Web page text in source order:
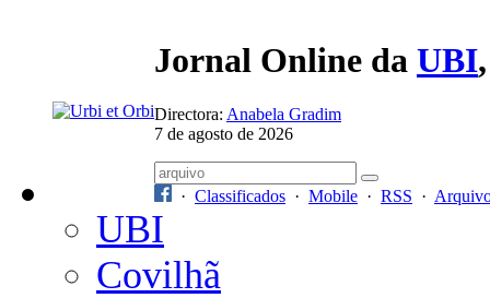
Jornal Online da UBI
Directora: Anabela Gradim
7 de agosto de 2026
· Classificados · Mobile · RSS ·
UBI
Covilhã